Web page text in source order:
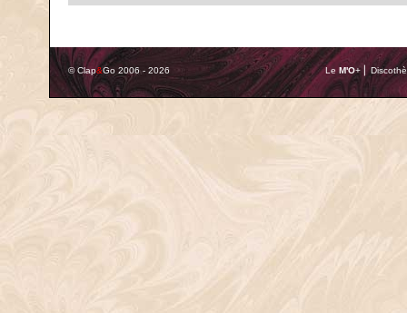
© Clap&Go 2006 - 2026 Le M'O+ ⎢